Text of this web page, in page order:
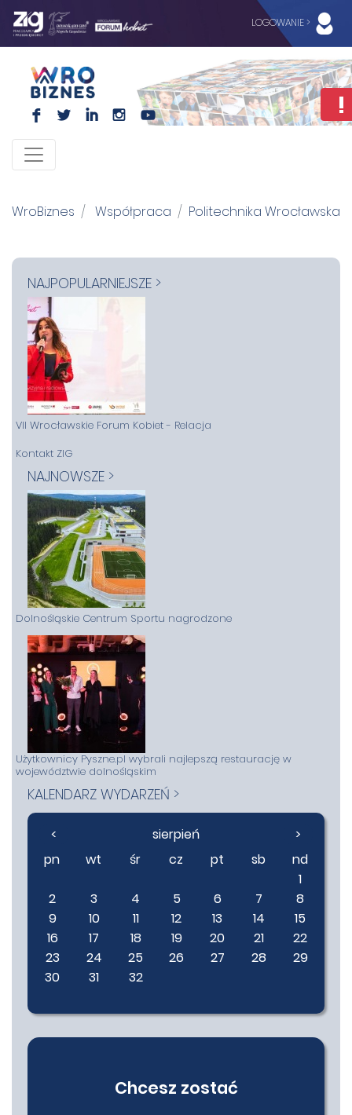
LOGOWANIE >
F L I I
WroBiznes Współpraca Politechnika Wrocławska
NAJPOPULARNIEJSZE >
VII Wrocławskie Forum Kobiet - Relacja
Kontakt ZIG
NAJNOWSZE >
Dolnośląskie Centrum Sportu nagrodzone
Użytkownicy Pyszne.pl wybrali najlepszą restaurację w
województwie dolnośląskim
KALENDARZ WYDARZEŃ >
< sierpień
>
pn
wt śr cz pt sb
nd
1
2
3 4 5 6 7
8
9
10 11 12 13 14
15
16
17 18 19 20 21
22
23
24 25 26 27 28
29
30
31 32
Chcesz zostać